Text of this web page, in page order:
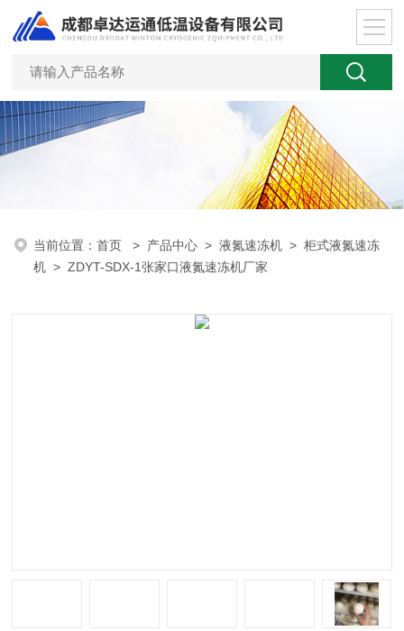
当前位置：首页 > 产品中心 >液氮速冻机 >柜式液氮速冻
机 > ZDYT-SDX-1张家口液氮速冻机厂家